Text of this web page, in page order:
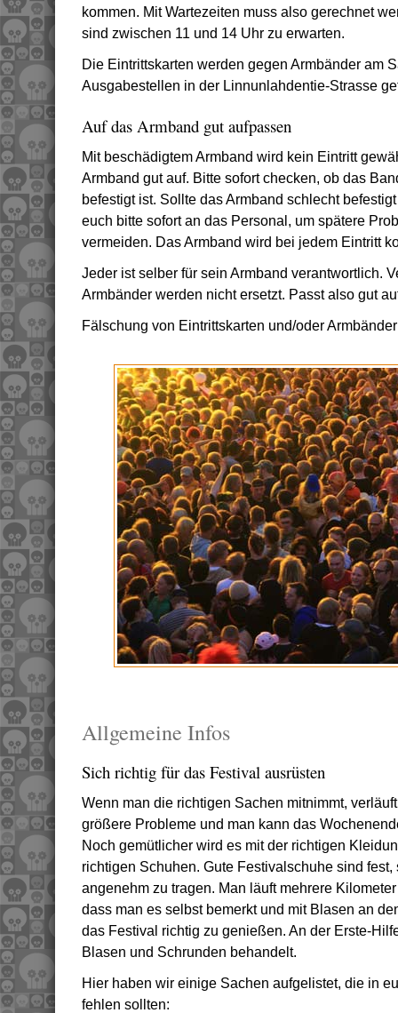
kommen. Mit Wartezeiten muss also gerechnet
sind zwischen 11 und 14 Uhr zu erwarten.
Die Eintrittskarten werden gegen Armbänder am
Ausgabestellen in der Linnunlahdentie-Strasse
Auf das Armband gut aufpassen
Mit beschädigtem Armband wird kein Eintritt
Armband gut auf. Bitte sofort checken, ob das
befestigt ist. Sollte das Armband schlecht
euch bitte sofort an das Personal, um spätere
vermeiden. Das Armband wird bei jedem Eintritt
Jeder ist selber für sein Armband verantwortlich.
Armbänder werden nicht ersetzt. Passt also gut
Fälschung von Eintrittskarten und/oder
Allgemeine Infos
Sich richtig für das Festival ausrüsten
Wenn man die richtigen Sachen mitnimmt,
größere Probleme und man kann das
Noch gemütlicher wird es mit der richtigen
richtigen Schuhen. Gute Festivalschuhe sind
angenehm zu tragen. Man läuft mehrere
dass man es selbst bemerkt und mit Blasen an
das Festival richtig zu genießen. An der Erste-
Blasen und Schrunden behandelt.
Hier haben wir einige Sachen aufgelistet, die in
fehlen sollten: